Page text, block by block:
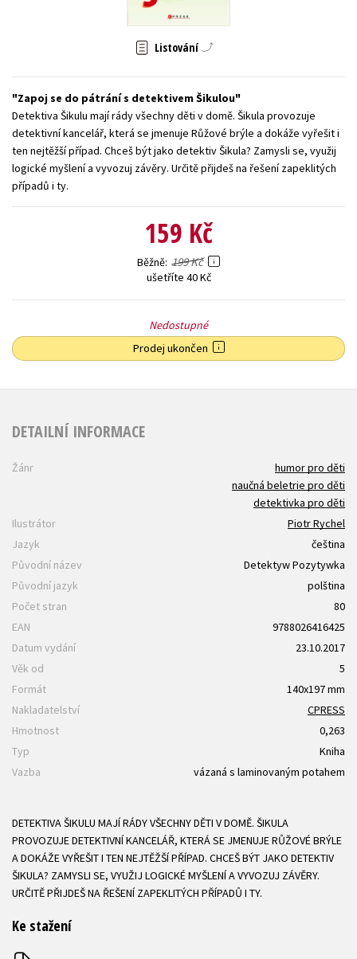
Zahraniční literatura
Všechny tituly
Listování
Zapoj se do pátrání s detektivem Šikulou
Detektiva Šikulu mají rády všechny děti v domě. Šikula provozuje
detektivní kancelář, která se jmenuje Růžové brýle a dokáže vyřešit i
ten nejtěžší případ. Chceš být jako detektiv Šikula? Zamysli se, využij
logické myšlení a vyvozuj závěry. Určitě přijdeš na řešení zapeklitých
případů i ty.
159 Kč
Běžně 199 Kč
ušetříte 40 Kč
Nedostupné
Prodej ukončen
DETAILNÍ INFORMACE
Žánr
humor pro děti
naučná beletrie pro děti
detektivka pro děti
Ilustrátor
Piotr Rychel
Jazyk
čeština
Původní název
Detektyw Pozytywka
Původní jazyk
polština
Počet stran
80
EAN
9788026416425
Datum vydání
23.10.2017
Věk od
5
Formát
140x197 mm
Nakladatelství
CPRESS
Hmotnost
0,263
Typ
Kniha
Vazba
vázaná s laminovaným potahem
DETEKTIVA ŠIKULU MAJÍ RÁDY VŠECHNY DĚTI V DOMĚ. ŠIKULA
PROVOZUJE DETEKTIVNÍ KANCELÁŘ, KTERÁ SE JMENUJE RŮŽOVÉ BRÝLE
A DOKÁŽE VYŘEŠIT I TEN NEJTĚŽŠÍ PŘÍPAD. CHCEŠ BÝT JAKO DETEKTIV
ŠIKULA? ZAMYSLI SE, VYUŽIJ LOGICKÉ MYŠLENÍ A VYVOZUJ ZÁVĚRY.
URČITĚ PŘIJDEŠ NA ŘEŠENÍ ZAPEKLITÝCH PŘÍPADŮ I TY.
Ke stažení